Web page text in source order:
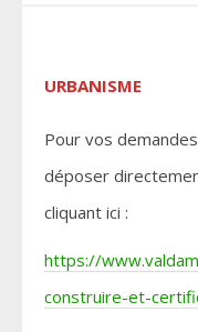
URBANISME
Pour vos
déposer
cliquant ici :
https://
construire-et-